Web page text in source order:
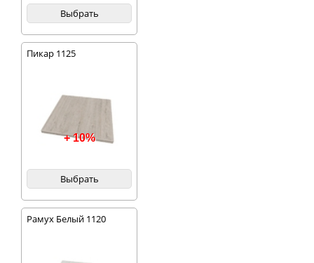
Выбрать
Пикар 1125
+ 10%
Выбрать
Рамух Белый 1120